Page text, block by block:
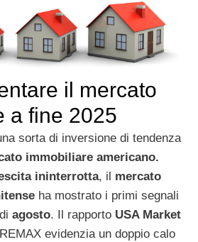
il mercato
a fine 2025
sorta di inversione di tendenza
immobiliare americano.
ininterrotta, il mercato
ha mostrato i primi segnali
agosto. Il rapporto USA Market
evidenzia un doppio calo